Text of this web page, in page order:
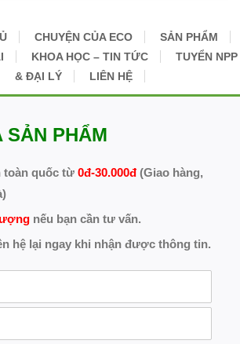
CHUYỆN CỦA ECO
SẢN PHẨM
KHOA HỌC – TIN TỨC
TUYỂN NPP
& ĐẠI LÝ
LIÊN HỆ
SẢN PHẨM
toàn quốc từ 0đ-30.000đ(Giao hàng,
nếu bạn cần tư vấn.
hệ lại ngay khi nhận được thông tin.